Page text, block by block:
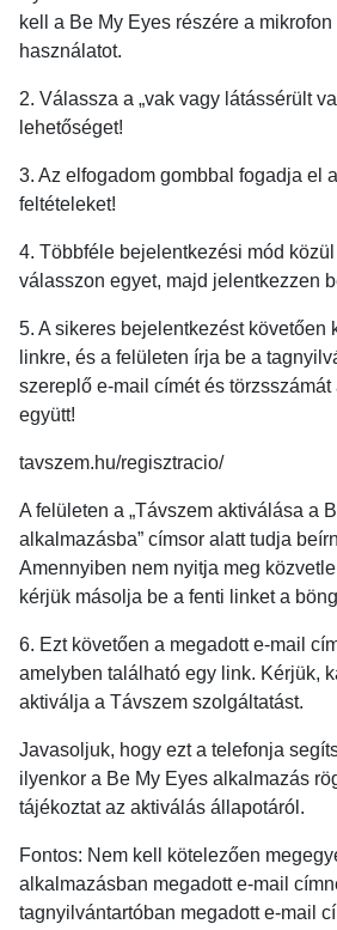
kell a Be My Eyes részére a mikrofon
használatot.
2. Válassza a „vak vagy látássérült
lehetőséget!
3. Az elfogadom gombbal fogadja el
feltételeket!
4. Többféle bejelentkezési mód
válasszon egyet, majd jelentkezzen
5. A sikeres bejelentkezést követően
linkre, és a felületen írja be a
szereplő e-mail címét és törzsszámát
együtt!
tavszem.hu/regisztracio/
A felületen a „Távszem aktiválása a
alkalmazásba” címsor alatt tudja
Amennyiben nem nyitja meg
kérjük másolja be a fenti linket a
6. Ezt követően a megadott e-mail
amelyben található egy link. Kérjük,
aktiválja a Távszem szolgáltatást.
Javasoljuk, hogy ezt a telefonja
ilyenkor a Be My Eyes alkalmazás
tájékoztat az aktiválás állapotáról.
Fontos: Nem kell kötelezően
alkalmazásban megadott e-mail
tagnyilvántartóban megadott e-mail